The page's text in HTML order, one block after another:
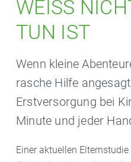
WEISS
UN IST
Wenn kleine
rasche Hilfe
Erstversorgung bei
Minute und jeder
Einer aktuellen